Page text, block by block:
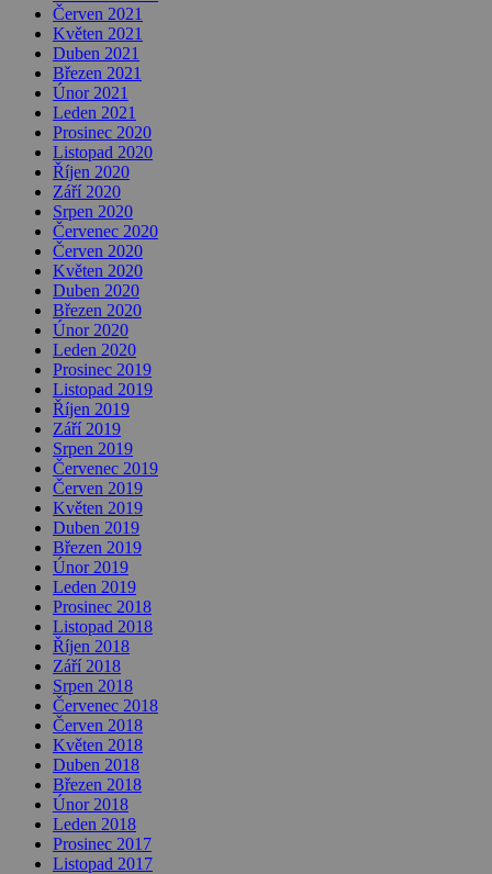
Červen 2021
Květen 2021
Duben 2021
Březen 2021
Únor 2021
Leden 2021
Prosinec 2020
Listopad 2020
Říjen 2020
Září 2020
Srpen 2020
Červenec 2020
Červen 2020
Květen 2020
Duben 2020
Březen 2020
Únor 2020
Leden 2020
Prosinec 2019
Listopad 2019
Říjen 2019
Září 2019
Srpen 2019
Červenec 2019
Červen 2019
Květen 2019
Duben 2019
Březen 2019
Únor 2019
Leden 2019
Prosinec 2018
Listopad 2018
Říjen 2018
Září 2018
Srpen 2018
Červenec 2018
Červen 2018
Květen 2018
Duben 2018
Březen 2018
Únor 2018
Leden 2018
Prosinec 2017
Listopad 2017